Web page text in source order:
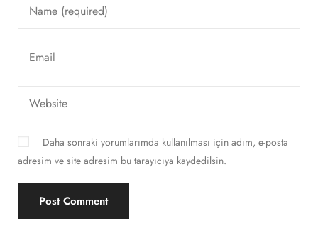
Daha sonraki yorumlarımda kullanılması için adım, e-posta
adresim ve site adresim bu tarayıcıya kaydedilsin.